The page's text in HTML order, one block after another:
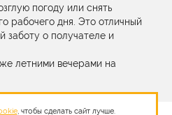
погоду или снять
рабочего дня. Это отличный
заботу о получателе и
летними вечерами на
, чтобы сделать сайт лучше.